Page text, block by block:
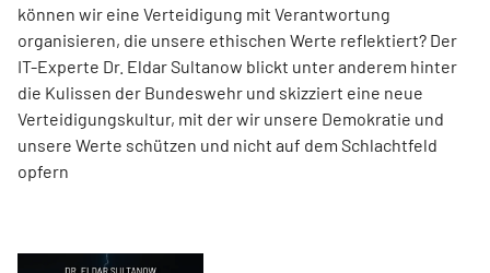
können wir eine Verteidigung mit Verantwortung
organisieren, die unsere ethischen Werte reflektiert? Der
IT-Experte Dr. Eldar Sultanow blickt unter anderem hinter
die Kulissen der Bundeswehr und skizziert eine neue
Verteidigungskultur, mit der wir unsere Demokratie und
unsere Werte schützen und nicht auf dem Schlachtfeld
opfern